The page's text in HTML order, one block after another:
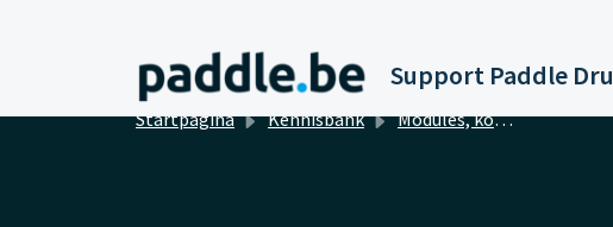
Startpagina
Kennisbank Modules, koppelingen en integraties